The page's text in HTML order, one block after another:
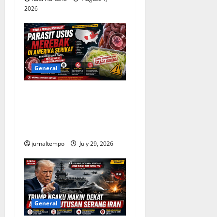
2026
General
jurnaltempo July 29, 2026
General